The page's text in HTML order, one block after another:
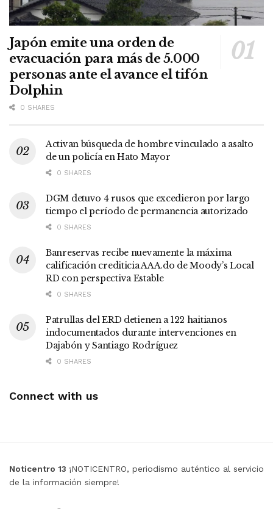
Japón emite una orden de
evacuación para más de 5.000
personas ante el avance el tifón
Dolphin
0 SHARES
Activan búsqueda de hombre vinculado a asalto
de un policía en Hato Mayor
0 SHARES
DGM detuvo 4 rusos que excedieron por largo
tiempo el período de permanencia autorizado
0 SHARES
Banreservas recibe nuevamente la máxima
calificación crediticia AAA.do de Moody’s Local
RD con perspectiva Estable
0 SHARES
Patrullas del ERD detienen a 122 haitianos
indocumentados durante intervenciones en
Dajabón y Santiago Rodríguez
0 SHARES
Connect with us
Noticentro 13 ¡NOTICENTRO, periodismo auténtico al servicio
de la información siempre!